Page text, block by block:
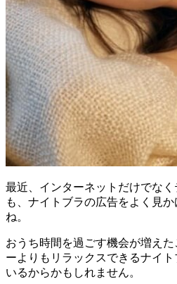
最近、インターネットだけでな
も、ナイトブラの広告をよく見
ね。
おうち時間を過ごす機会が増え
ーよりもリラックスできるナイ
いるからかもしれません。